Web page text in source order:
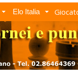
Elo Italia